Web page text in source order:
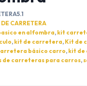
CARRETERA
en alfombra, kit
, kit de carretera, Kit de
básico carro, kit de
de carreteras para carros,